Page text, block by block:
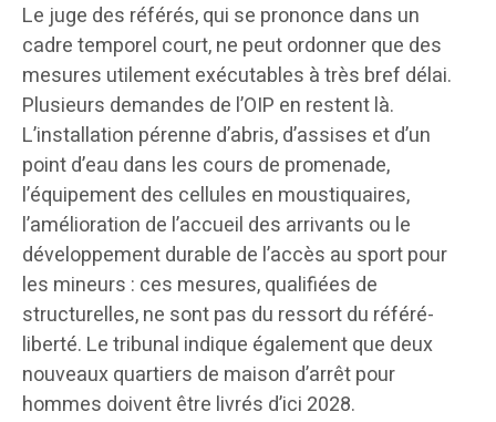
Le juge des référés, qui se prononce dans un
cadre temporel court, ne peut ordonner que des
mesures utilement exécutables à très bref délai.
Plusieurs demandes de l’OIP en restent là.
L’installation pérenne d’abris, d’assises et d’un
point d’eau dans les cours de promenade,
l’équipement des cellules en moustiquaires,
l’amélioration de l’accueil des arrivants ou le
développement durable de l’accès au sport pour
les mineurs : ces mesures, qualifiées de
structurelles, ne sont pas du ressort du référé-
liberté. Le tribunal indique également que deux
nouveaux quartiers de maison d’arrêt pour
hommes doivent être livrés d’ici 2028.